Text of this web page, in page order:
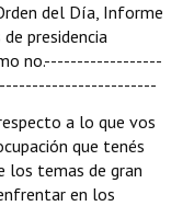
del Día, Informe
presidencia
no.------------------
a lo que vos
que tenés
los temas de gran
en los